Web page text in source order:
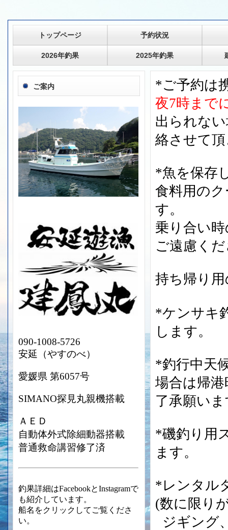
トップページ 予約状況
2026年釣果 2025年釣果
*ご予約は
夜7時まで
出られな
絡させて
*魚を保存
食料用の
す。
乗り合い
ご遠慮く
持ち帰り
*ケンサキ
します。
*釣行中天
場合は帰
了承願い
*磯釣り用
ます。
*レンタル
(数に限り
ジギング
ご案内
090-1008-5726
安延（やすのべ）
愛媛県 第6057号
SIMANO探見丸親機搭載
ＡＥＤ
自動体外式除細動器搭載
普通救命講習修了済
釣果詳細はFacebookとInstagramで
も紹介しています。
船名をクリックしてご覧くださ
い。